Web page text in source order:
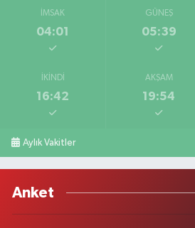
İMSAK
04:01
GÜNEŞ
05:39
İKINDI
16:42
AKŞAM
19:54
Aylık Vakitler
Anket